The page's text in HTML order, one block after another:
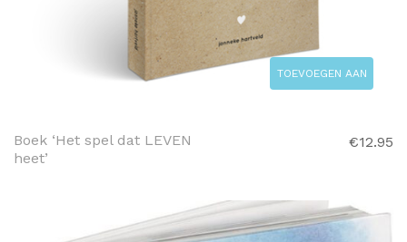
TOEVOEGEN AAN
Boek ‘Het spel dat LEVEN
heet’
€12.95